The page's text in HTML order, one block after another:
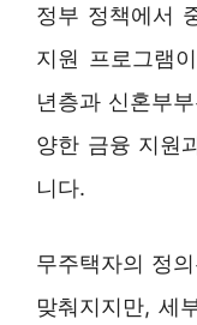
정부 정책에서
지원 프로그램
년층과 신혼부
양한 금융 지원
니다.
무주택자의 정
맞춰지지만, 세